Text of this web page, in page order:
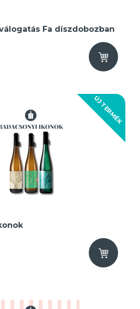
Fa díszdobozban
ÚJ TERMÉK